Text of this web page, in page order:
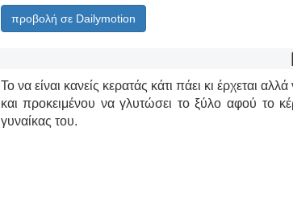
προβολή σε Dailymotion
Το να είναι κανείς κερατάς κάτι πάει κι έρχεται
και προκειμένου να γλυτώσει το ξύλο αφού το
γυναίκας του.